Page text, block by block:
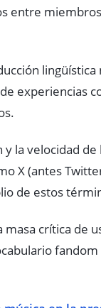
entre
lingüística
experiencias
y la velocidad
X (antes
de estos
masa crítica de
fandom